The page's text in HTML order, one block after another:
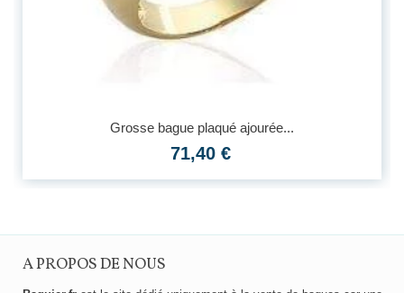
Grosse bague plaqué ajourée...
71,40 €
A PROPOS DE NOUS